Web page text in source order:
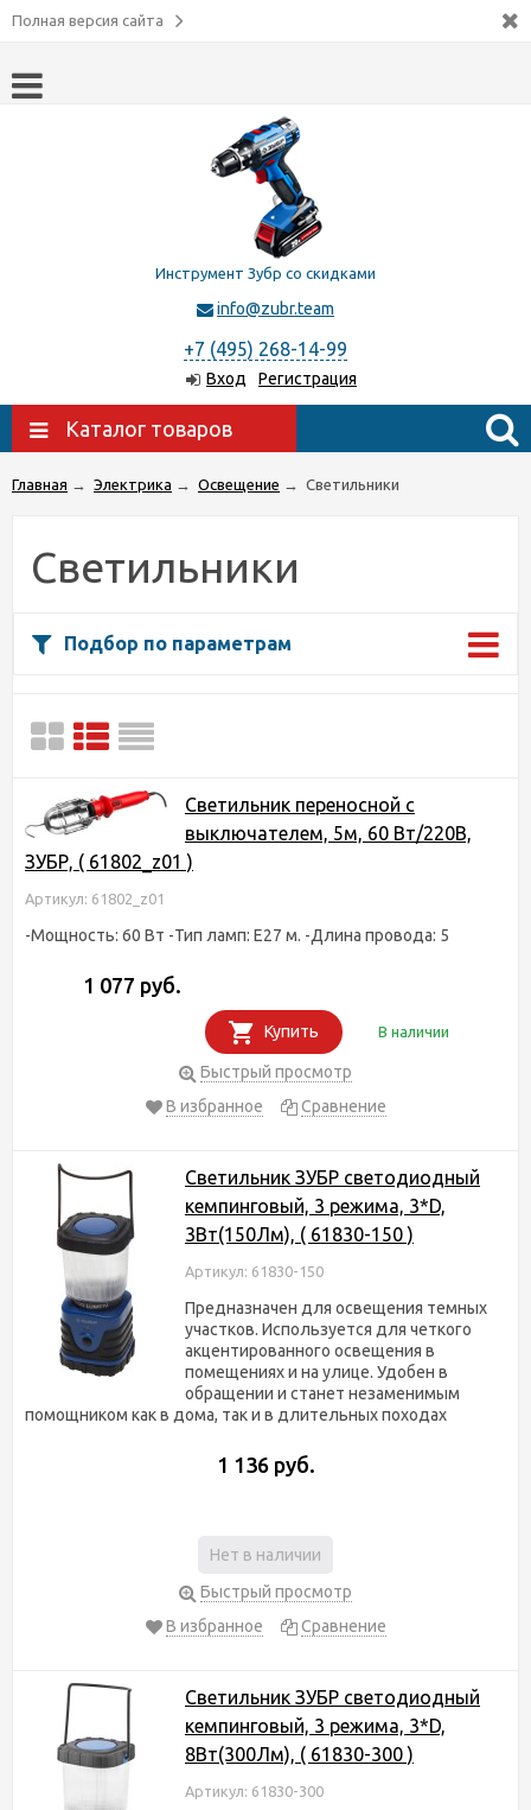
Полная версия сайта
Инструмент Зубр со скидками
info@zubr.team
+7 (495) 268-14-99
Вход Регистрация
Каталог товаров
Главная → Электрика → Освещение → Светильники
Светильники
Подбор по параметрам
Светильник переносной с
выключателем, 5м, 60 Вт/220В,
ЗУБР, ( 61802_z01 )
Артикул: 61802_z01
-Мощность: 60 Вт -Тип ламп: Е27 м. -Длина провода: 5
1 077 руб.
Купить В наличии
Быстрый просмотр
В избранное
Сравнение
Светильник ЗУБР светодиодный
кемпинговый, 3 режима, 3*D,
3Вт(150Лм), ( 61830-150 )
Артикул: 61830-150
Предназначен для освещения темных
участков. Используется для четкого
акцентированного освещения в
помещениях и на улице. Удобен в
обращении и станет незаменимым
помощником как в дома, так и в длительных походах
1 136 руб.
Нет в наличии
Быстрый просмотр
В избранное
Сравнение
Светильник ЗУБР светодиодный
кемпинговый, 3 режима, 3*D,
8Вт(300Лм), ( 61830-300 )
Артикул: 61830-300